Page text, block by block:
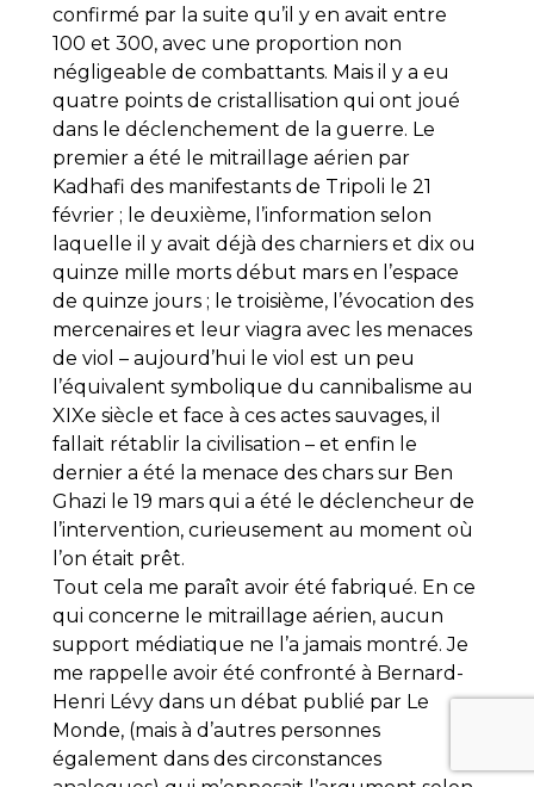
confirmé par la suite qu’il y en avait entre
100 et 300, avec une proportion non
négligeable de combattants. Mais il y a eu
quatre points de cristallisation qui ont joué
dans le déclenchement de la guerre. Le
premier a été le mitraillage aérien par
Kadhafi des manifestants de Tripoli le 21
février ; le deuxième, l’information selon
laquelle il y avait déjà des charniers et dix ou
quinze mille morts début mars en l’espace
de quinze jours ; le troisième, l’évocation des
mercenaires et leur viagra avec les menaces
de viol – aujourd’hui le viol est un peu
l’équivalent symbolique du cannibalisme au
XIXe siècle et face à ces actes sauvages, il
fallait rétablir la civilisation – et enfin le
dernier a été la menace des chars sur Ben
Ghazi le 19 mars qui a été le déclencheur de
l’intervention, curieusement au moment où
l’on était prêt.
Tout cela me paraît avoir été fabriqué. En ce
qui concerne le mitraillage aérien, aucun
support médiatique ne l’a jamais montré. Je
me rappelle avoir été confronté à Bernard-
Henri Lévy dans un débat publié par Le
Monde, (mais à d’autres personnes
également dans des circonstances